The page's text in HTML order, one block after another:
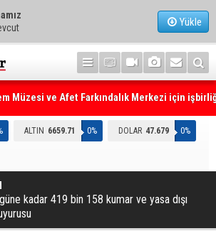
Yükle
Müzesi ve Afet Farkındalık Merkezi için
ALTIN 6659.71 0% DOLAR 47.679 0%
kadar 419 bin 158 kumar ve yasa dışı